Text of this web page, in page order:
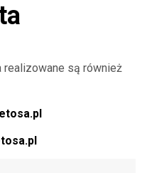
realizowane są również